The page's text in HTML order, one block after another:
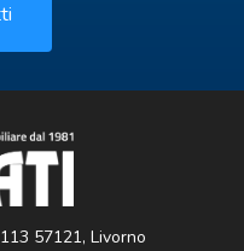
57121, Livorno